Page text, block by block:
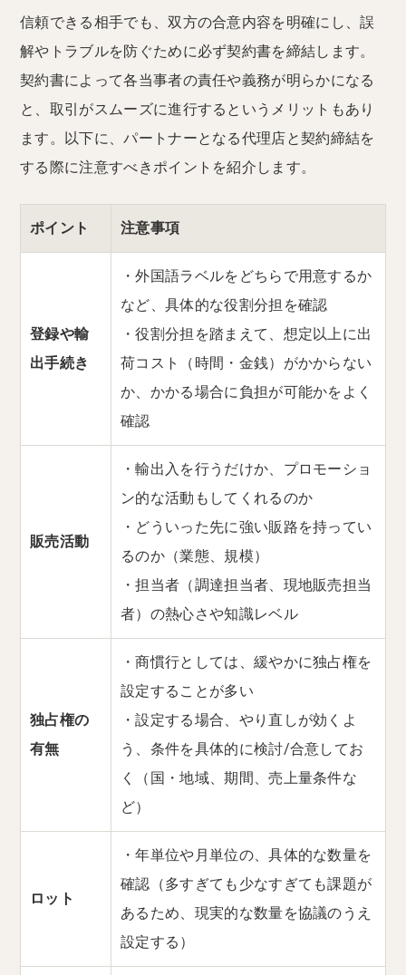
信頼できる相手でも、双方の合意内容を明確にし、誤
解やトラブルを防ぐために必ず契約書を締結します。
契約書によって各当事者の責任や義務が明らかになる
と、取引がスムーズに進行するというメリットもあり
ます。以下に、パートナーとなる代理店と契約締結を
する際に注意すべきポイントを紹介します。
ポイント 注意事項
登録や輸
出手続き
・外国語ラベルをどちらで用意するか
など、具体的な役割分担を確認
・役割分担を踏まえて、想定以上に出
荷コスト（時間・金銭）がかからない
か、かかる場合に負担が可能かをよく
確認
販売活動
・輸出入を行うだけか、プロモーショ
ン的な活動もしてくれるのか
・どういった先に強い販路を持ってい
るのか（業態、規模）
・担当者（調達担当者、現地販売担当
者）の熱心さや知識レベル
独占権の
有無
・商慣行としては、緩やかに独占権を
設定することが多い
・設定する場合、やり直しが効くよ
う、条件を具体的に検討/合意してお
く（国・地域、期間、売上量条件な
ど）
ロット
・年単位や月単位の、具体的な数量を
確認（多すぎても少なすぎても課題が
あるため、現実的な数量を協議のうえ
設定する）